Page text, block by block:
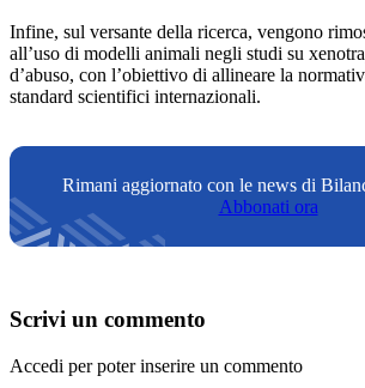
Infine, sul versante della ricerca, vengono
all’uso di modelli animali negli studi su
d’abuso, con l’obiettivo di allineare la
standard scientifici internazionali.
Rimani aggiornato con le news di
Abbonati ora
Scrivi un commento
Accedi per poter inserire un commento